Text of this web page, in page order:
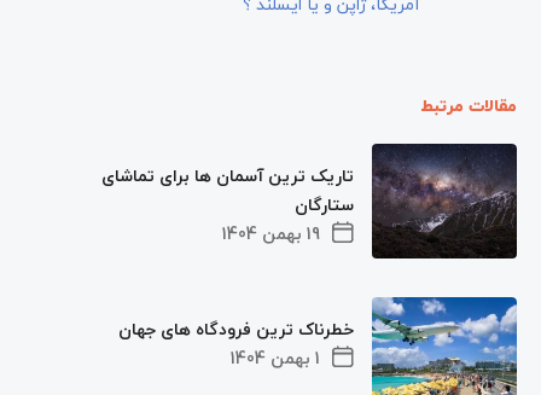
مقالات مرتبط
19 بهمن 1404
تاریک ترین آسمان ها برای تماشای
ستارگان
1 بهمن 1404
خطرناک ترین فرودگاه های جهان